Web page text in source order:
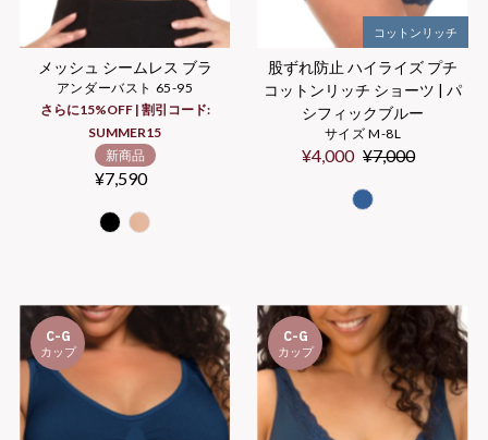
メッシュ シームレス ブラ
アンダーバスト 65-95
さらに15%OFF | 割引コード:
SUMMER15
新商品
Regular
¥7,590
コットンリッチ
股ずれ防止 ハイライズ プチ
コットンリッチ ショーツ | パ
シフィックブルー
サイズ M-8L
Sale
¥4,000 Regular
¥7,000
C-G
カップ
C-G
カップ